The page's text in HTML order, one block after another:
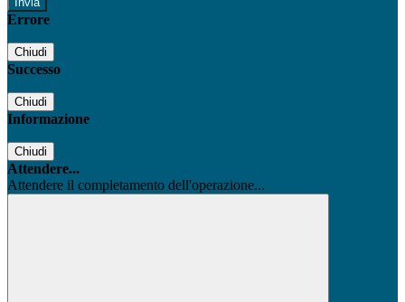
Errore
Chiudi
Successo
Chiudi
Informazione
Chiudi
Attendere...
Attendere il completamento dell'operazione...